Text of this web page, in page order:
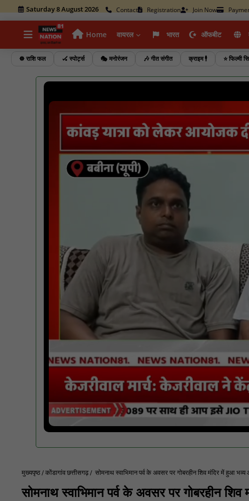
Saturday 8 August 2026 Contact Registration Join Now
Home वायरल भारत ऑफबीट
☸️ राशि फल 🏑 स्पोर्ट्स 🎭 मनोरंजन 🎶 गीत संगीत क्राइम 🕴️ ⭐ फिल्मी
मुख्यपृष्ठ कोंडागांव छत्तीसगढ़ सोमनाथ स्वाभिमान पर्व के अवसर पर गोबरहीन शिव मंदिर में
सोमनाथ स्वाभिमान पर्व के अवसर पर गोबरहीन